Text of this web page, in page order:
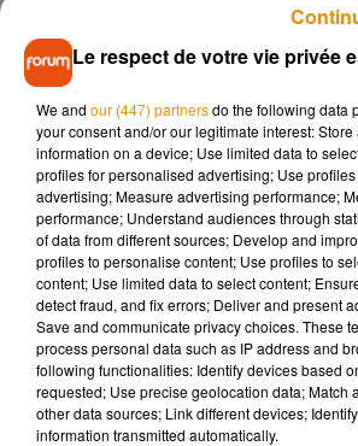
D’après le préfet du département de la
âgé d'entre 20 et 30 ans, serait en cours
l’extérieur, notamment sur les parkings
rendus gratuits. Des touristes qui
site prévue en début d'après-midi. Le
ayant, aux alentours de 12h00, "la
suspect ne se trouve plus au Mont".
@afpfrMont Saint Michel
traquent un individu. Évacuation
site.pic.twitter.com/
— Surfys Denis (@surfys)22
Le respect de votre vie privée
We and our (447) partnersdo the following data
your consent and/or our legitimate interest:
information on a device; Use limited data to
profiles for personalised advertising; Use
advertising; Measure advertising performance;
performance; Understand audiences through
of data from different sources; Develop and
profiles to personalise content; Use profiles to
content; Use limited data to select content;
detect fraud, and fix errors; Deliver and present
Save and communicate privacy choices. These
process personal data such as IP address and
following functionalities: Identify devices based
requested; Use precise geolocation data; Match
other data sources; Link different devices;
information transmitted automatically.